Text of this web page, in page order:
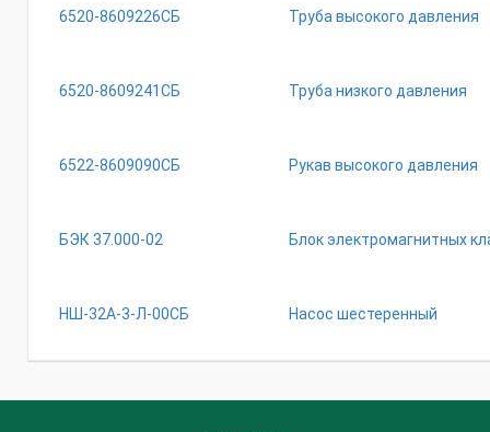
6520-8609226СБ Труба высокого давления
6520-8609241СБ Труба низкого давления
6522-8609090СБ Рукав высокого давления
БЭК 37.000-02 Блок электромагнитных
НШ-32А-3-Л-00СБ Насос шестеренный